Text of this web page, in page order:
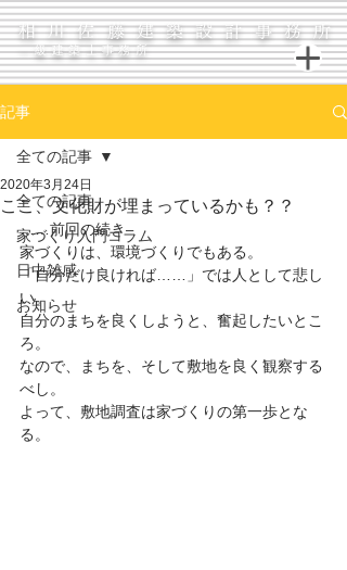
相川佐藤建築設計事務所
一級建築士事務所
記事
全ての記事
家づくり入門コラム
日中雑感
お知らせ
全ての記事
ここ、文化財が埋まっているかも？？
2020年3月24日
……前回の続き
家づくりは、環境づくりでもある。
「自分だけ良ければ……」では人として悲し
い。
自分のまちを良くしようと、奮起したいとこ
ろ。
なので、まちを、そして敷地を良く観察する
べし。
よって、敷地調査は家づくりの第一歩とな
る。